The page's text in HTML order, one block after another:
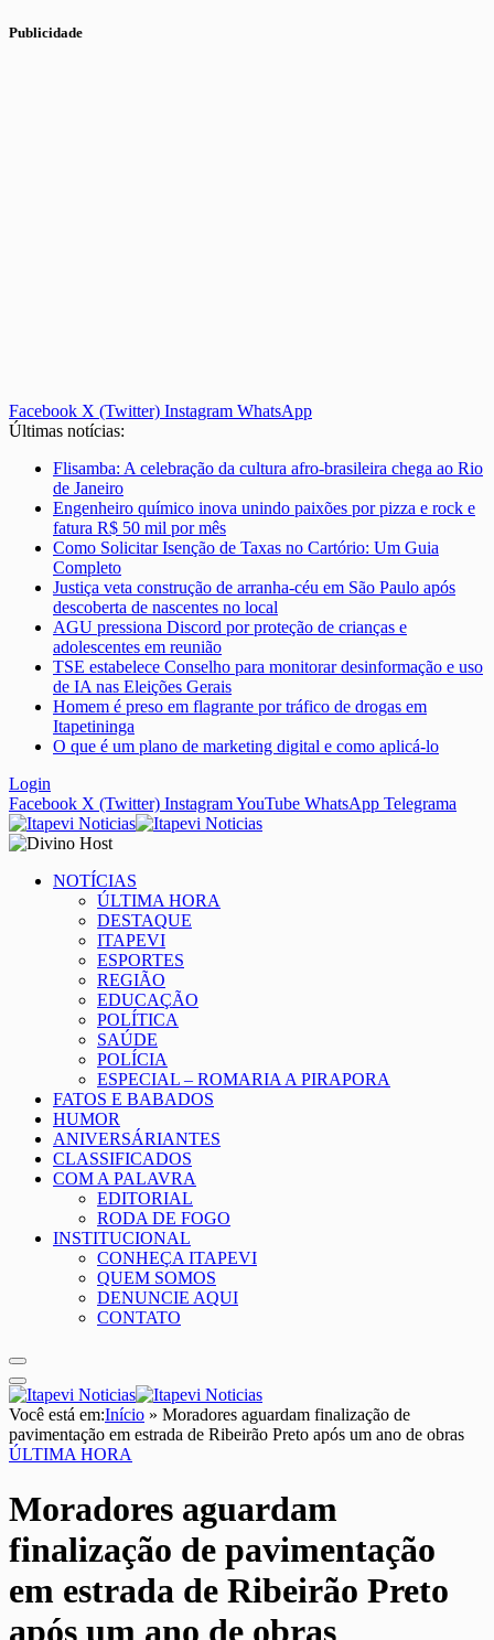
Publicidade
Facebook X (Twitter) Instagram WhatsApp
Últimas notícias:
Flisamba: A celebração da cultura afro-brasileira chega ao Rio
de Janeiro
Engenheiro químico inova unindo paixões por pizza e rock e
fatura R$ 50 mil por mês
Como Solicitar Isenção de Taxas no Cartório: Um Guia
Completo
Justiça veta construção de arranha-céu em São Paulo após
descoberta de nascentes no local
AGU pressiona Discord por proteção de crianças e
adolescentes em reunião
TSE estabelece Conselho para monitorar desinformação e uso
de IA nas Eleições Gerais
Homem é preso em flagrante por tráfico de drogas em
Itapetininga
O que é um plano de marketing digital e como aplicá-lo
Login
Facebook X (Twitter) InstagramYouTube WhatsApp Telegrama
NOTÍCIAS
ÚLTIMA HORA
DESTAQUE
ITAPEVI
ESPORTES
REGIÃO
EDUCAÇÃO
POLÍTICA
SAÚDE
POLÍCIA
ESPECIAL – ROMARIA A PIRAPORA
FATOS E BABADOS
HUMOR
ANIVERSÁRIANTES
CLASSIFICADOS
COM A PALAVRA
EDITORIAL
RODA DE FOGO
INSTITUCIONAL
CONHEÇA ITAPEVI
QUEM SOMOS
DENUNCIE AQUI
CONTATO
Você está em:Início » Moradores aguardam finalização de
pavimentação em estrada de Ribeirão Preto após um ano de obras
ÚLTIMA HORA
Moradores aguardam
finalização de pavimentação
em estrada de Ribeirão Preto
após um ano de obras